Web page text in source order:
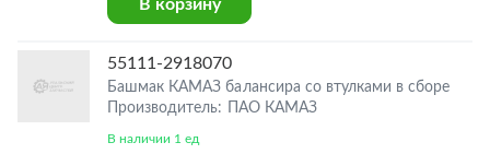
В корзину
55111-2918070
Башмак КАМАЗ балансира со втулками в сборе
Производитель: ПАО КАМАЗ
В наличии 1 ед